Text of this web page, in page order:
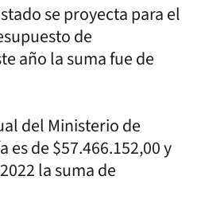
se proyecta para el
de
año la suma fue de
del Ministerio de
es de $57.466.152,00 y
la suma de